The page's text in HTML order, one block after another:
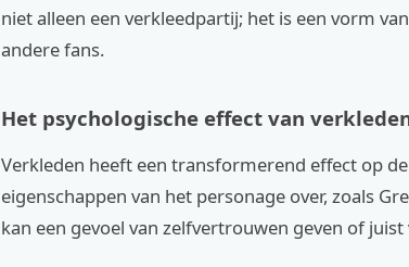
niet alleen een verkleedpartij; het is een vorm
andere fans.
Het psychologische effect van
Verkleden heeft een transformerend effect op
eigenschappen van het personage over, zoals
kan een gevoel van zelfvertrouwen geven of